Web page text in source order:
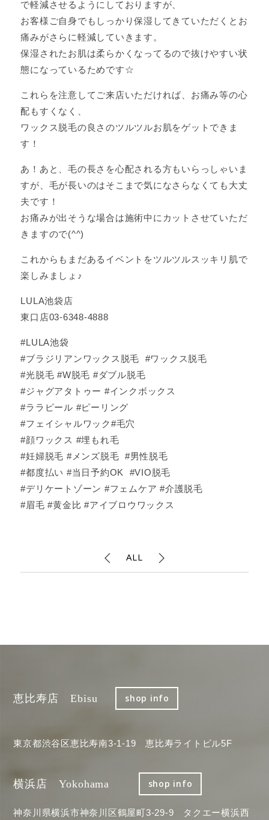
で軽減させるようにしておりますが、
お客様ご自身でもしっかり保湿してきていただくとお
痛みがさらに軽減していきます。
保湿されたお肌は柔らかくなってるので抜けやすい状
態になっているためです☆
これらを注意してご来店いただければ、お痛み等の心
配もすくなく、
ワックス脱毛の良さのツルツルお肌をゲットできま
す！
あ！あと、毛の長さを心配される方もいらっしゃいま
すが、毛が長いのはそこまで気になさらなくても大丈
夫です！
お痛みが出そうな場合は施術中にカットさせていただ
きますので(^^)
これからもまだあるイベントをツルツルスッキリ肌で
楽しみましょ♪
LULA池袋店
東口店03-6348-4888
#LULA池袋
#ブラジリアンワックス脱毛 #ワックス脱毛
#光脱毛 #W脱毛 #ダブル脱毛
#ジャグアタトゥー #インクボックス
#ララピール #ピーリング
#フェイシャルワック#毛穴
#顔ワックス #埋もれ毛
#妊婦脱毛 #メンズ脱毛 #男性脱毛
#都度払い #当日予約OK #VIO脱毛
#デリケートゾーン #フェムケア #介護脱毛
#眉毛 #黄金比 #アイブロウワックス
ALL
恵比寿店 Ebisu shop info
東京都渋谷区恵比寿南3-1-19 恵比寿ライトビル5F
横浜店 Yokohama shop info
神奈川県横浜市神奈川区鶴屋町3-29-9 タクエー横浜西